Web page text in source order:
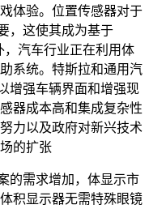
体验。位置传感器对于
，这使其成为基于
汽车行业正在利用体
系统。特斯拉和通用汽
增强车辆界面和增强现
器成本高和集成复杂性
力以及政府对新兴技术
的扩张
的需求增加，体显示市
积显示器无需特殊眼镜